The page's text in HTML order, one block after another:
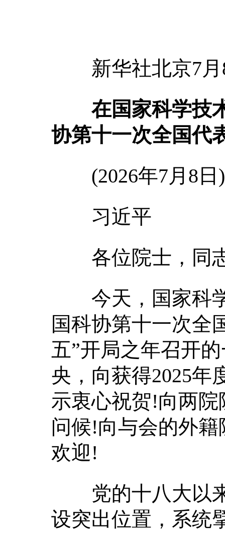
新华社北京7月
在国家科学技
协第十一次全国代
(2026年7月8日)
习近平
各位院士，同
今天，国家科学
国科协第十一次全
五”开局之年召开
央，向获得2025年
示衷心祝贺!向两
问候!向与会的外
欢迎!
党的十八大以来
设突出位置，系统